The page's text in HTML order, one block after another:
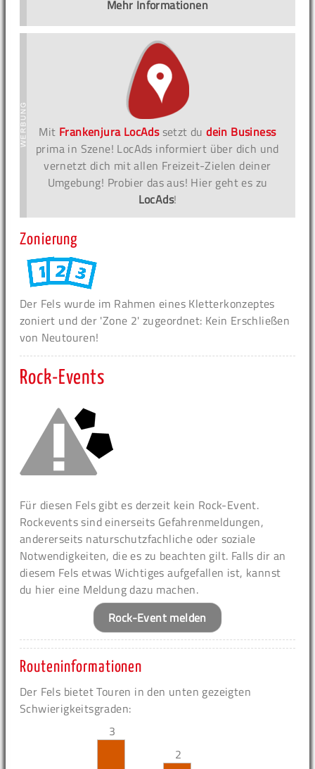
Mehr Informationen
Mit Frankenjura LocAdssetzt dudein Business
prima in Szene! LocAds informiert über dich und
vernetzt dich mit allen Freizeit-Zielen deiner
Umgebung! Probier das aus! Hier geht es zu
LocAds!
Zonierung
Der Fels wurde im Rahmen eines Kletterkonzeptes
zoniert und der 'Zone 2' zugeordnet: Kein Erschließen
von Neutouren!
Rock-Events
Für diesen Fels gibt es derzeit kein Rock-Event.
Rockevents sind einerseits Gefahrenmeldungen,
andererseits naturschutzfachliche oder soziale
Notwendigkeiten, die es zu beachten gilt. Falls dir an
diesem Fels etwas Wichtiges aufgefallen ist, kannst
du hier eine Meldung dazu machen.
Rock-Event melden
Routeninformationen
Der Fels bietet Touren in den unten gezeigten
Schwierigkeitsgraden:
3
2